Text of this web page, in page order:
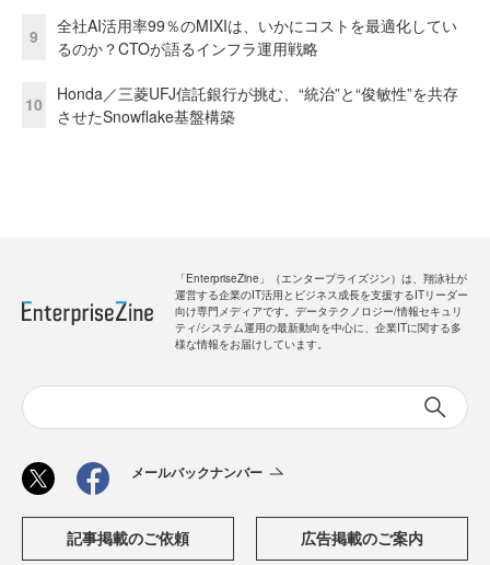
9
全社AI活用率99％のMIXIは、いかにコストを最適化してい
るのか？CTOが語るインフラ運用戦略
10
Honda／三菱UFJ信託銀行が挑む、“統治”と“俊敏性”を共存
させたSnowflake基盤構築
「EnterpriseZine」（エンタープライズジン）は、翔泳社が
運営する企業のIT活用とビジネス成長を支援するITリーダー
向け専門メディアです。データテクノロジー/情報セキュリ
ティ/システム運用の最新動向を中心に、企業ITに関する多
様な情報をお届けしています。
メールバックナンバー
記事掲載のご依頼 広告掲載のご案内